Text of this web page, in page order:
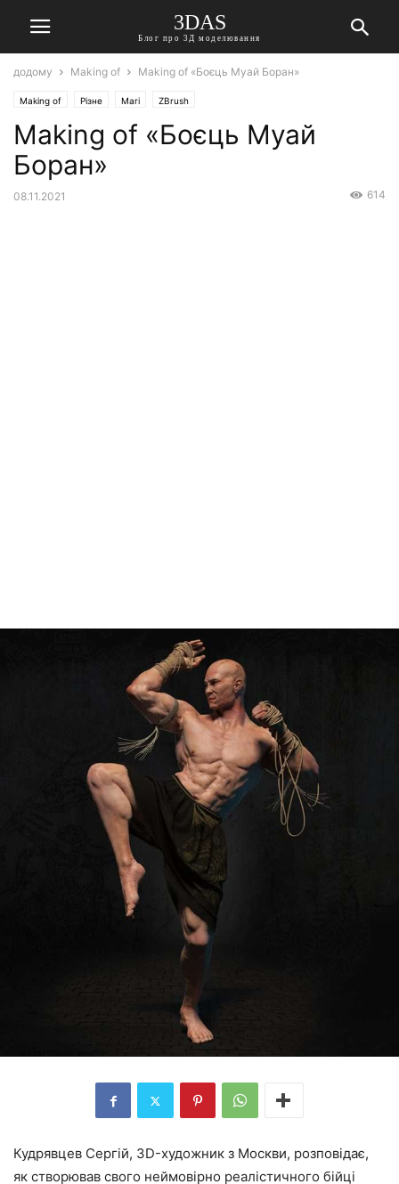
3DAS
Блог про 3Д моделювання
додому Making of Making of «Боєць Муай Боран»
Making of Різне Mari ZBrush
Making of «Боєць Муай
Боран»
08.11.2021 614
Кудрявцев Сергій, 3D-художник з Москви, розповідає,
як створював свого неймовірно реалістичного бійці